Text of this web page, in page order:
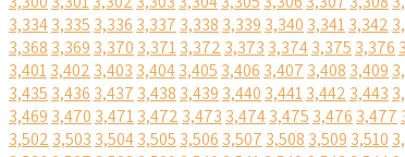
3,3343,335 3,336 3,337 3,338 3,339 3,340 3,3413,342
3,368 3,369 3,370 3,3713,372 3,373 3,3743,375 3,376
3,4013,402 3,403 3,4043,405 3,406 3,407 3,408 3,409
3,435 3,436 3,437 3,438 3,439 3,440 3,4413,442 3,443
3,469 3,470 3,4713,472 3,473 3,4743,475 3,476 3,477
3,502 3,503 3,5043,505 3,506 3,507 3,508 3,509 3,510